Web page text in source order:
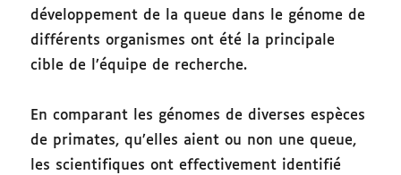
développement de la queue dans le génome de
différents organismes ont été la principale
cible de l’équipe de recherche.
En comparant les génomes de diverses espèces
de primates, qu’elles aient ou non une queue,
les scientifiques ont effectivement identifié